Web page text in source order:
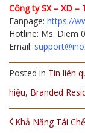
Công ty SX – XD –
Fanpage: https://
Hotline: Ms. Diem
Email:
Posted in Tin liên
hiệu, Branded
POST
Khả Năng Tái